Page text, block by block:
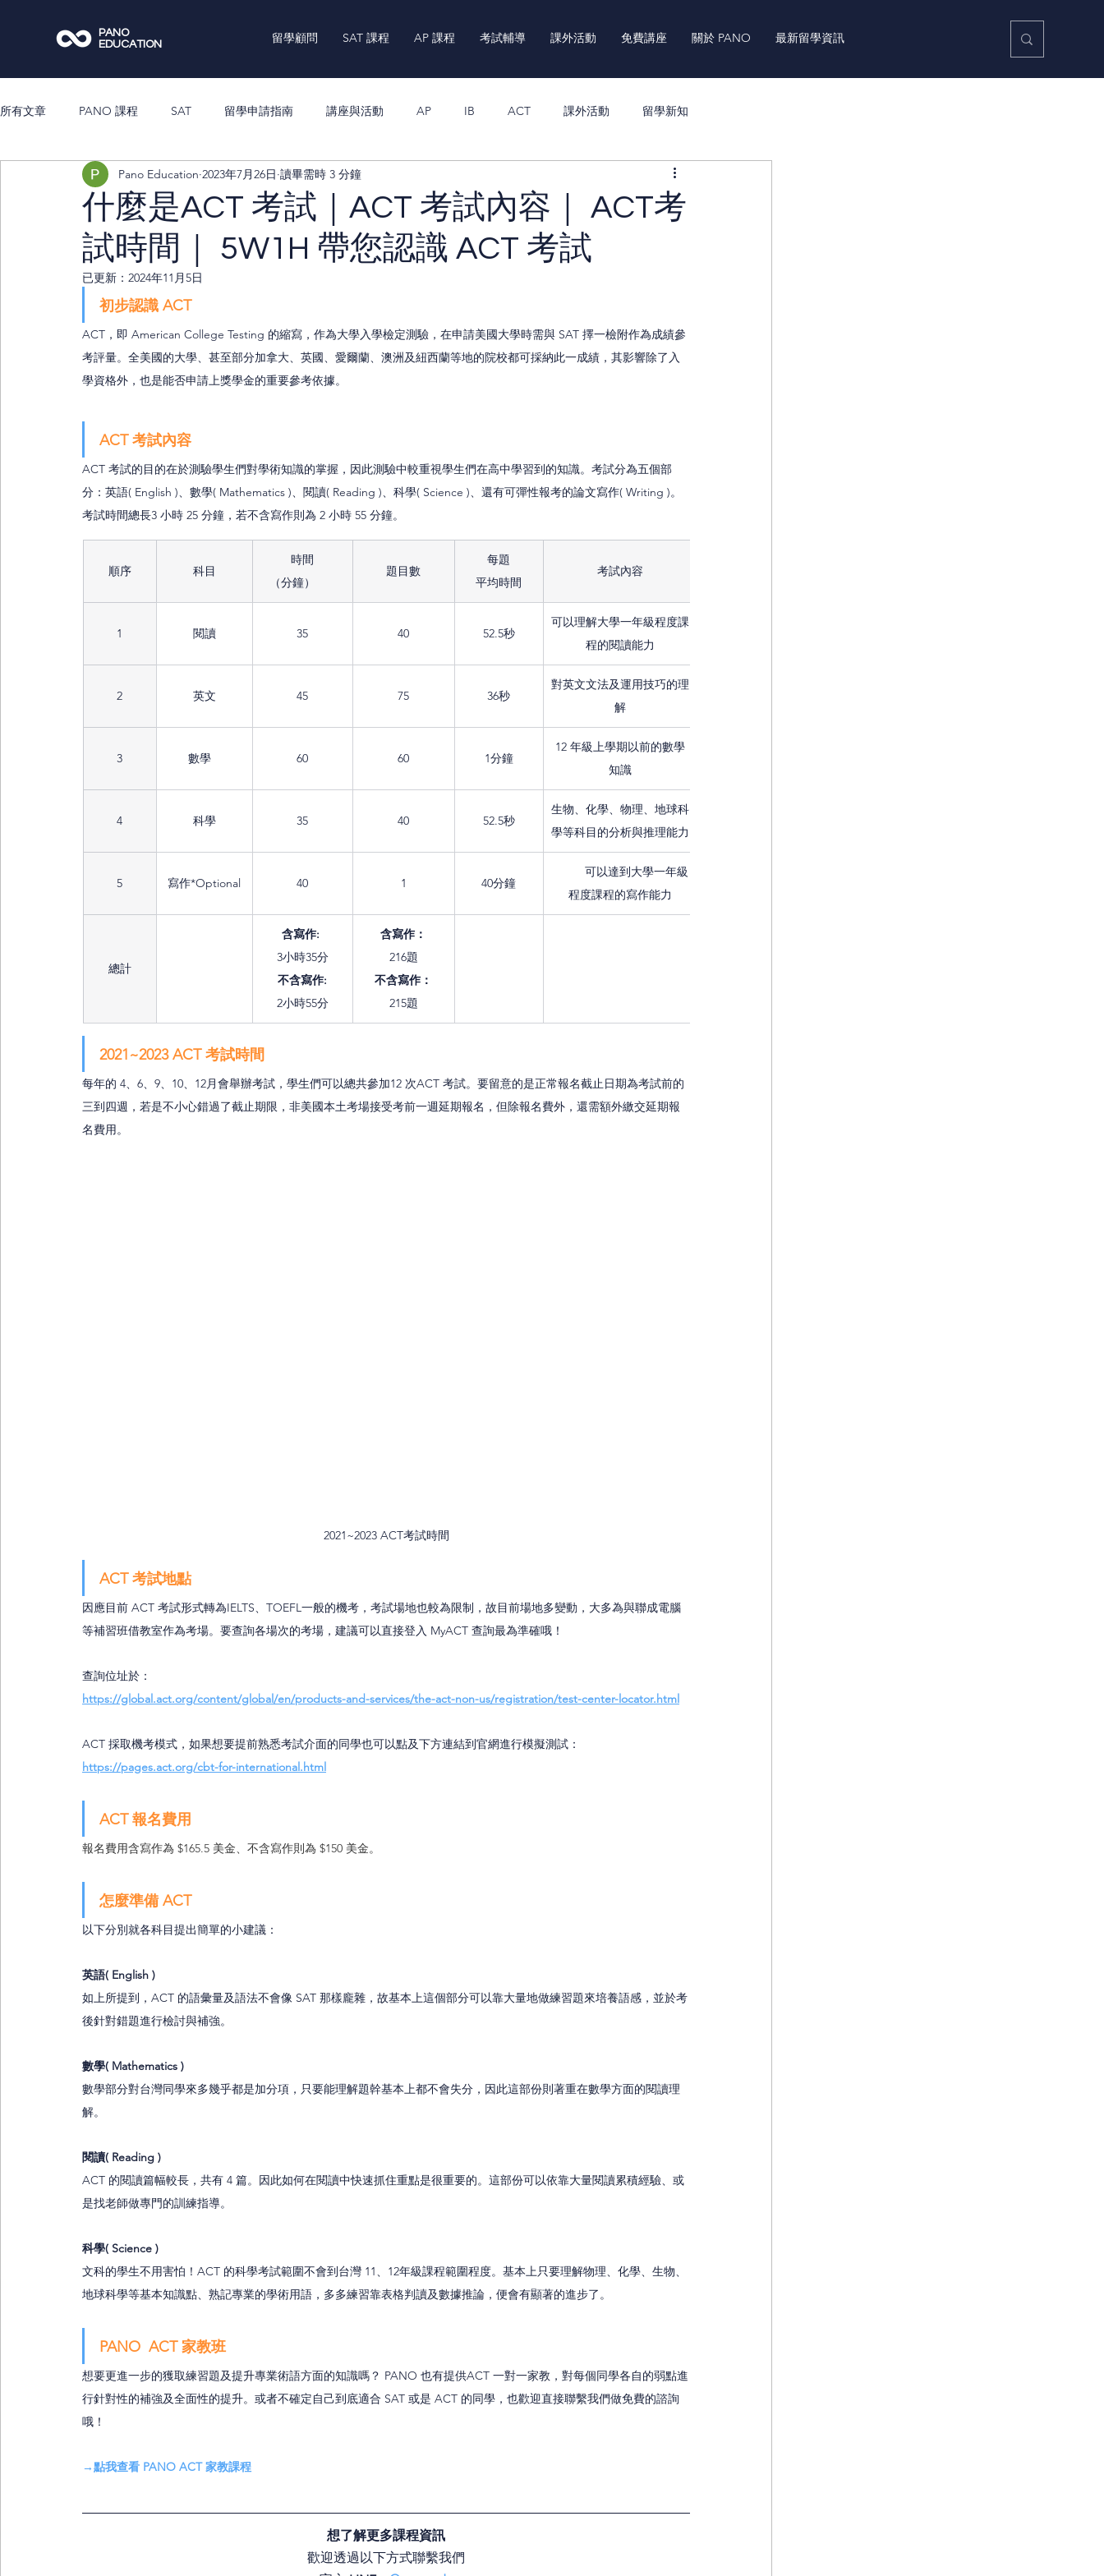
PANO
EDUCATION
留學顧問 SAT 課程 AP 課程 考試輔導 課外活動 免費講座 關於 PANO 最新留學資訊
所有文章 PANO 課程 SAT 留學申請指南 講座與活動 AP IB ACT 課外活動 留學新知
什麼是ACT 考試｜ACT 考試內容｜ ACT考
試時間｜ 5W1H 帶您認識 ACT 考試
Pano Education 2023年7月26日 讀畢需時 3 分鐘
已更新： 2024年11月5日
初步認識 ACT
ACT，即 American College Testing 的縮寫，作為大學入學檢定測驗，在申請美國大學時需與 SAT 擇一檢附作為成績參
考評量。全美國的大學、甚至部分加拿大、英國、愛爾蘭、澳洲及紐西蘭等地的院校都可採納此一成績，其影響除了入
學資格外，也是能否申請上獎學金的重要參考依據。
ACT 考試內容
ACT 考試的目的在於測驗學生們對學術知識的掌握，因此測驗中較重視學生們在高中學習到的知識。考試分為五個部
分：英語( English )、數學( Mathematics )、閱讀( Reading )、科學( Science )、還有可彈性報考的論文寫作( Writing )。
考試時間總長3 小時 25 分鐘，若不含寫作則為 2 小時 55 分鐘。
順序 科目
時間
題目數​
每題
平均時間
考試內容
1 閱讀 35 40 52.5秒
可以理解大學一年級程度課
程的閱讀能力
2 英文 45 75 36秒
對英文文法及運用技巧的理
解
3 數學 60 60 1分鐘
12 年級上學期以前的數學
知識
4 科學 35 40 52.5秒
生物、化學、物理、地球科
學等科目的分析與推理能力
5 寫作*Optional 40 1 40分鐘
程度課程的寫作能力
總計
含寫作:
3小時35分
不含寫作:
2小時55分
​含寫作：
216題
不含寫作：
215題
2021~2023 ACT 考試時間
每年的 4、6、9、10、12月會舉辦考試，學生們可以總共參加12 次ACT 考試。要留意的是正常報名截止日期為考試前的
三到四週，若是不小心錯過了截止期限，非美國本土考場接受考前一週延期報名，但除報名費外，還需額外繳交延期報
名費用。
2021~2023 ACT考試時間
ACT 考試地點
因應目前 ACT 考試形式轉為IELTS、TOEFL一般的機考，考試場地也較為限制，故目前場地多變動，大多為與聯成電腦
等補習班借教室作為考場。要查詢各場次的考場，建議可以直接登入 MyACT 查詢最為準確哦！
查詢位址於：
https://global.act.org/content/global/en/products-and-services/the-act-non-us/registration/test-center-locator.html
ACT 採取機考模式，如果想要提前熟悉考試介面的同學也可以點及下方連結到官網進行模擬測試：
https://pages.act.org/cbt-for-international.html
ACT 報名費用
報名費用含寫作為 $165.5 美金、不含寫作則為 $150 美金。
怎麼準備 ACT
以下分別就各科目提出簡單的小建議：
英語( English )
如上所提到，ACT 的語彙量及語法不會像 SAT 那樣龐雜，故基本上這個部分可以靠大量地做練習題來培養語感，並於考
後針對錯題進行檢討與補強。
數學( Mathematics )
數學部分對台灣同學來多幾乎都是加分項，只要能理解題幹基本上都不會失分，因此這部份則著重在數學方面的閱讀理
解。
閱讀( Reading )
ACT 的閱讀篇幅較長，共有 4 篇。因此如何在閱讀中快速抓住重點是很重要的。這部份可以依靠大量閱讀累積經驗、或
是找老師做專門的訓練指導。
科學( Science )
文科的學生不用害怕！ACT 的科學考試範圍不會到台灣 11、12年級課程範圍程度。基本上只要理解物理、化學、生物、
地球科學等基本知識點、熟記專業的學術用語，多多練習靠表格判讀及數據推論，便會有顯著的進步了。
PANO  ACT 家教班
想要更進一步的獲取練習題及提升專業術語方面的知識嗎？ PANO 也有提供ACT 一對一家教，對每個同學各自的弱點進
行針對性的補強及全面性的提升。或者不確定自己到底適合 SAT 或是 ACT 的同學，也歡迎直接聯繫我們做免費的諮詢
哦！
→點我查看 PANO ACT 家教課程
想了解更多課程資訊
歡迎透過以下方式聯繫我們